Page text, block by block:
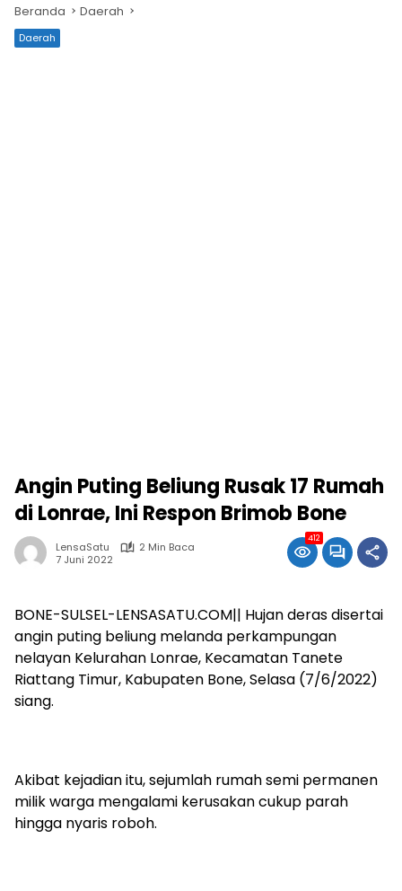
Beranda Daerah
Daerah
Angin Puting Beliung Rusak 17 Rumah
di Lonrae, Ini Respon Brimob Bone
LensaSatu
2 Min Baca
7 Juni 2022
412
BONE-SULSEL-LENSASATU.COM|| Hujan deras disertai
angin puting beliung melanda perkampungan
nelayan Kelurahan Lonrae, Kecamatan Tanete
Riattang Timur, Kabupaten Bone, Selasa (7/6/2022)
siang.
Akibat kejadian itu, sejumlah rumah semi permanen
milik warga mengalami kerusakan cukup parah
hingga nyaris roboh.